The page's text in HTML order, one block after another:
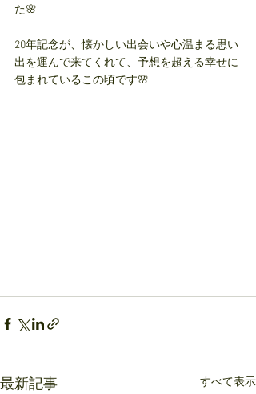
た🌸
20年記念が、懐かしい出会いや心温まる思い
出を運んで来てくれて、予想を超える幸せに
包まれているこの頃です🌸
最新記事 すべて表示